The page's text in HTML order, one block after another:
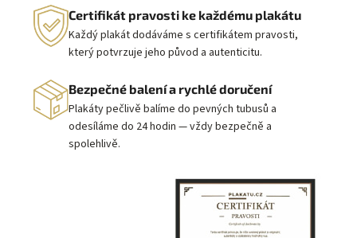
Certifikát pravosti ke každému plakátu
Každý plakát dodáváme s certifikátem pravosti,
který potvrzuje jeho původ a autenticitu.
Bezpečné balení a rychlé doručení
Plakáty pečlivě balíme do pevných tubusů a
odesíláme do 24 hodin — vždy bezpečně a
spolehlivě.